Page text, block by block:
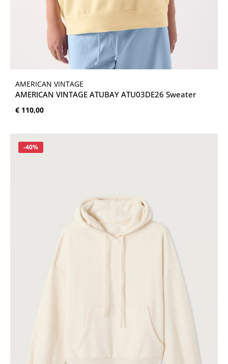
AMERICAN VINTAGE
AMERICAN VINTAGE ATUBAY ATU03DE26 Sweater
Normale prijs:
€ 110,00
Korting
-40%